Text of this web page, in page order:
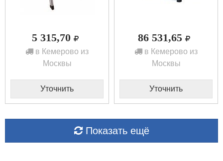
5 315,70
в Кемерово из
Москвы
Уточнить
86 531,65
в Кемерово из
Москвы
Уточнить
Показать ещё